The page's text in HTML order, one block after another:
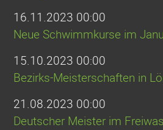
16.11.2023 00:00
Neue Schwimmkurse im
15.10.2023 00:00
Bezirks-Meisterschaften in
21.08.2023 00:00
Deutscher Meister im